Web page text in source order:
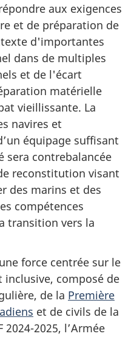
aux exigences
et de préparation de
d'importantes
dans de multiples
et de l'écart
matérielle
vieillissante. La
navires et
équipage suffisant
sera contrebalancée
reconstitution visant
des marins et des
compétences
transition vers la
force centrée sur le
composé de
de la Première
et de civils de la
2024-2025, l’Armée